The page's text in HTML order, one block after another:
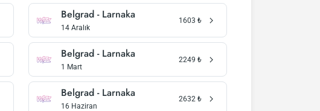
Belgrad - Larnaka
14 Aralık
1603 ₺
Belgrad - Larnaka
1 Mart
2249 ₺
Belgrad - Larnaka
16 Haziran
2632 ₺